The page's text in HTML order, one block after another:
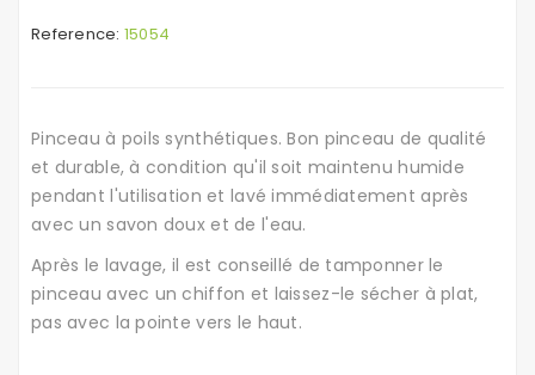
Reference: 15054
Pinceau à poils synthétiques. Bon pinceau de qualité
et durable, à condition qu'il soit maintenu humide
pendant l'utilisation et lavé immédiatement après
avec un savon doux et de l'eau.
Après le lavage, il est conseillé de tamponner le
pinceau avec un chiffon et laissez-le sécher à plat,
pas avec la pointe vers le haut.